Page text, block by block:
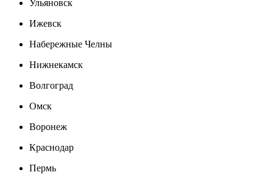
Ульяновск
Ижевск
Набережные Челны
Нижнекамск
Волгоград
Омск
Воронеж
Краснодар
Пермь